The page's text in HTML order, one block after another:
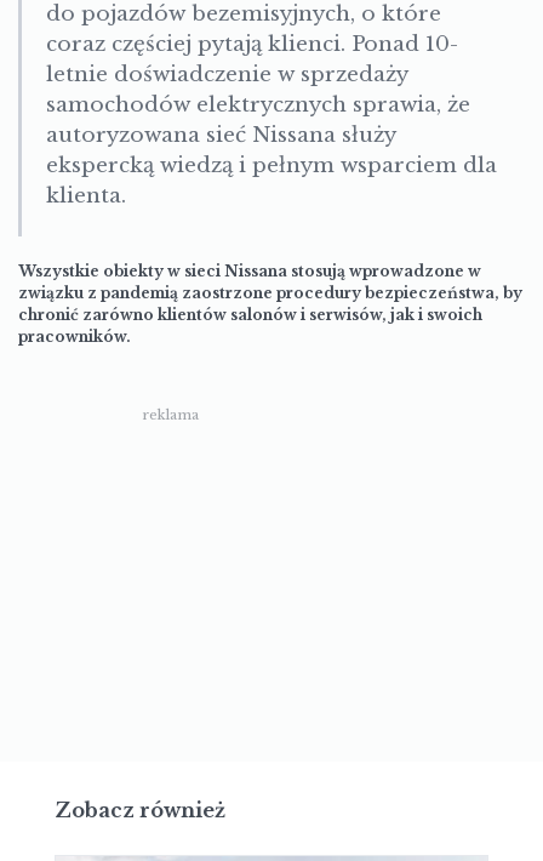
do pojazdów bezemisyjnych, o które
coraz częściej pytają klienci. Ponad 10-
letnie doświadczenie w sprzedaży
samochodów elektrycznych sprawia, że
autoryzowana sieć Nissana służy
ekspercką wiedzą i pełnym wsparciem dla
klienta.
Wszystkie obiekty w sieci Nissana stosują wprowadzone w
związku z pandemią zaostrzone procedury bezpieczeństwa, by
chronić zarówno klientów salonów i serwisów, jak i swoich
pracowników.
reklama
Zobacz również